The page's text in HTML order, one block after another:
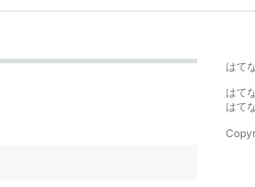
はて
はて
はて